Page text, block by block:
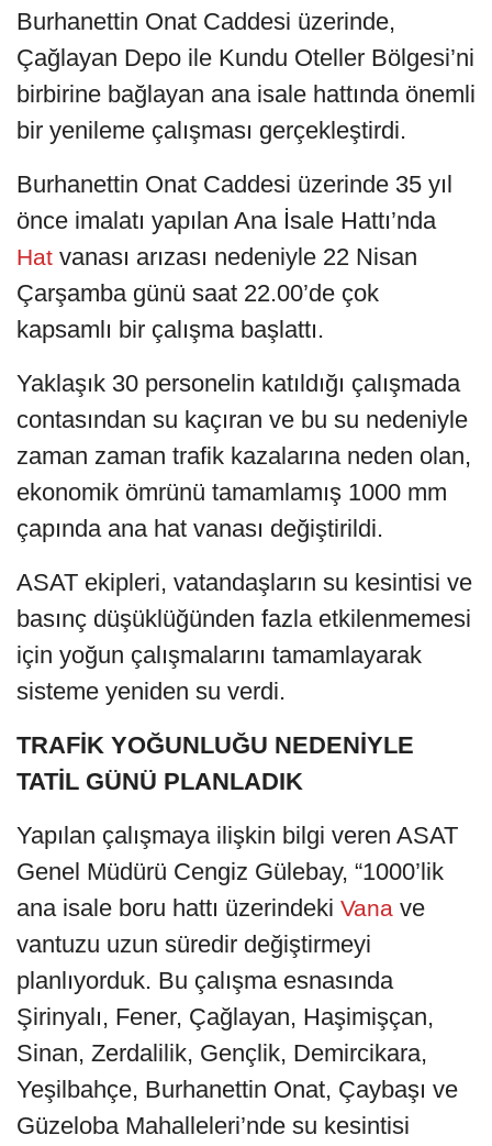
Burhanettin Onat Caddesi üzerinde,
Çağlayan Depo ile Kundu Oteller Bölgesi’ni
birbirine bağlayan ana isale hattında önemli
bir yenileme çalışması gerçekleştirdi.
Burhanettin Onat Caddesi üzerinde 35 yıl
önce imalatı yapılan Ana İsale Hattı’nda
Hat vanası arızası nedeniyle 22 Nisan
Çarşamba günü saat 22.00’de çok
kapsamlı bir çalışma başlattı.
Yaklaşık 30 personelin katıldığı çalışmada
contasından su kaçıran ve bu su nedeniyle
zaman zaman trafik kazalarına neden olan,
ekonomik ömrünü tamamlamış 1000 mm
çapında ana hat vanası değiştirildi.
ASAT ekipleri, vatandaşların su kesintisi ve
basınç düşüklüğünden fazla etkilenmemesi
için yoğun çalışmalarını tamamlayarak
sisteme yeniden su verdi.
TRAFİK YOĞUNLUĞU NEDENİYLE
TATİL GÜNÜ PLANLADIK
Yapılan çalışmaya ilişkin bilgi veren ASAT
Genel Müdürü Cengiz Gülebay, “1000’lik
ana isale boru hattı üzerindeki Vana ve
vantuzu uzun süredir değiştirmeyi
planlıyorduk. Bu çalışma esnasında
Şirinyalı, Fener, Çağlayan, Haşimişçan,
Sinan, Zerdalilik, Gençlik, Demircikara,
Yeşilbahçe, Burhanettin Onat, Çaybaşı ve
Güzeloba Mahalleleri’nde su kesintisi